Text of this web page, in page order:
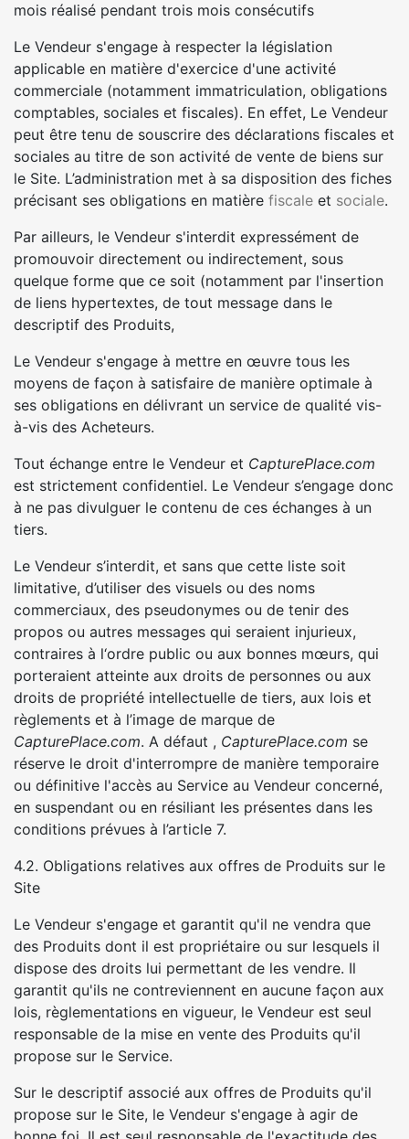
mois réalisé pendant trois mois consécutifs
Le Vendeur s'engage à respecter la législation
applicable en matière d'exercice d'une activité
commerciale (notamment immatriculation, obligations
comptables, sociales et fiscales). En effet, Le Vendeur
peut être tenu de souscrire des déclarations fiscales et
sociales au titre de son activité de vente de biens sur
le Site. L’administration met à sa disposition des fiches
précisant ses obligations en matière fiscale et sociale.
Par ailleurs, le Vendeur s'interdit expressément de
promouvoir directement ou indirectement, sous
quelque forme que ce soit (notamment par l'insertion
de liens hypertextes, de tout message dans le
descriptif des Produits,
Le Vendeur s'engage à mettre en œuvre tous les
moyens de façon à satisfaire de manière optimale à
ses obligations en délivrant un service de qualité vis-
à-vis des Acheteurs.
Tout échange entre le Vendeur et CapturePlace.com
est strictement confidentiel. Le Vendeur s’engage donc
à ne pas divulguer le contenu de ces échanges à un
tiers.
Le Vendeur s’interdit, et sans que cette liste soit
limitative, d’utiliser des visuels ou des noms
commerciaux, des pseudonymes ou de tenir des
propos ou autres messages qui seraient injurieux,
contraires à l‘ordre public ou aux bonnes mœurs, qui
porteraient atteinte aux droits de personnes ou aux
droits de propriété intellectuelle de tiers, aux lois et
règlements et à l’image de marque de
CapturePlace.com. A défaut , CapturePlace.com se
réserve le droit d'interrompre de manière temporaire
ou définitive l'accès au Service au Vendeur concerné,
en suspendant ou en résiliant les présentes dans les
conditions prévues à l’article 7.
4.2. Obligations relatives aux offres de Produits sur le
Site
Le Vendeur s'engage et garantit qu'il ne vendra que
des Produits dont il est propriétaire ou sur lesquels il
dispose des droits lui permettant de les vendre. Il
garantit qu'ils ne contreviennent en aucune façon aux
lois, règlementations en vigueur, le Vendeur est seul
responsable de la mise en vente des Produits qu'il
propose sur le Service.
Sur le descriptif associé aux offres de Produits qu'il
propose sur le Site, le Vendeur s'engage à agir de